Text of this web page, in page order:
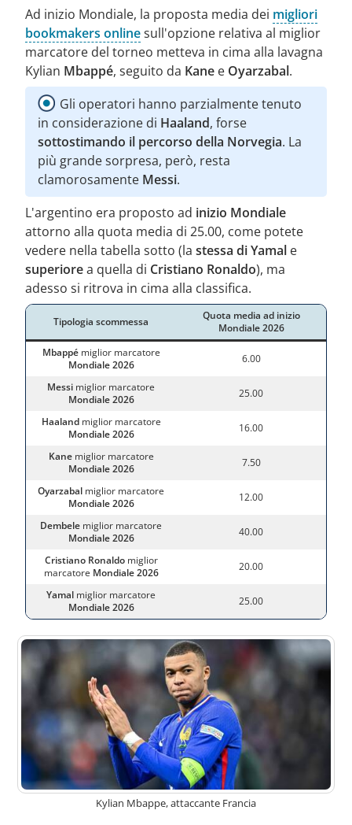
Ad inizio Mondiale, la proposta media dei migliori
bookmakers onlinesull'opzione relativa al miglior
marcatore del torneo metteva in cima alla lavagna
Kylian Mbappé, seguito da Kane e Oyarzabal.
Gli operatori hanno parzialmente tenuto
in considerazione di Haaland, forse
sottostimando il percorso della Norvegia. La
più grande sorpresa, però, resta
clamorosamente Messi.
L'argentino era proposto ad inizio Mondiale
attorno alla quota media di 25.00, come potete
vedere nella tabella sotto (la stessa di Yamal e
superiorea quella di Cristiano Ronaldo), ma
adesso si ritrova in cima alla classifica.
Tipologia scommessa
Quota media ad inizio
Mondiale 2026
Mbappé miglior marcatore
Mondiale 2026
6.00
Messi miglior marcatore
Mondiale 2026
25.00
Haaland miglior marcatore
Mondiale 2026
16.00
Kane miglior marcatore
Mondiale 2026
7.50
Oyarzabal miglior marcatore
Mondiale 2026
12.00
Dembele miglior marcatore
Mondiale 2026
40.00
Cristiano Ronaldo miglior
marcatore Mondiale 2026 20.00
Yamal miglior marcatore
Mondiale 2026
25.00
Kylian Mbappe, attaccante Francia